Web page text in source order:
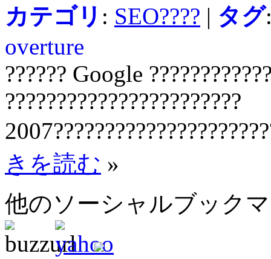
カテゴリ : SEO???? | タグ
overture
?????? Google
???????????????????????
きを読む »
他のソーシャルブック